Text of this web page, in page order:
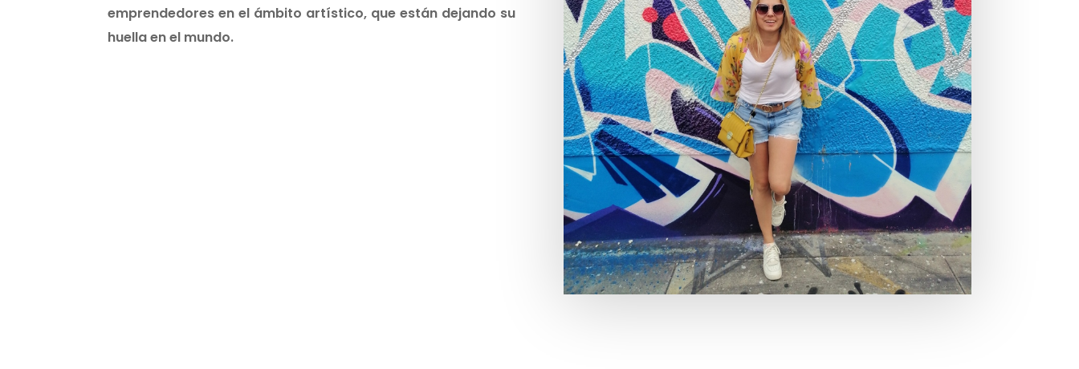
emprendedores en el ámbito artístico, que están dejando su
huella en el mundo.